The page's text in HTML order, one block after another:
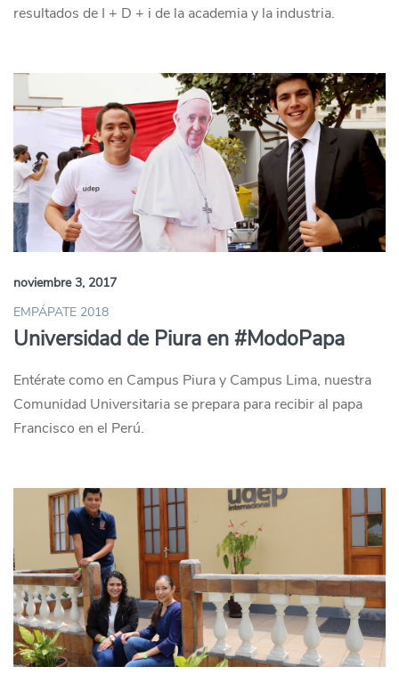
resultados de I + D + i de la academia y la industria.
noviembre 3, 2017
EMPÁPATE 2018
Universidad de Piura en #ModoPapa
Entérate como en Campus Piura y Campus Lima, nuestra
Comunidad Universitaria se prepara para recibir al papa
Francisco en el Perú.